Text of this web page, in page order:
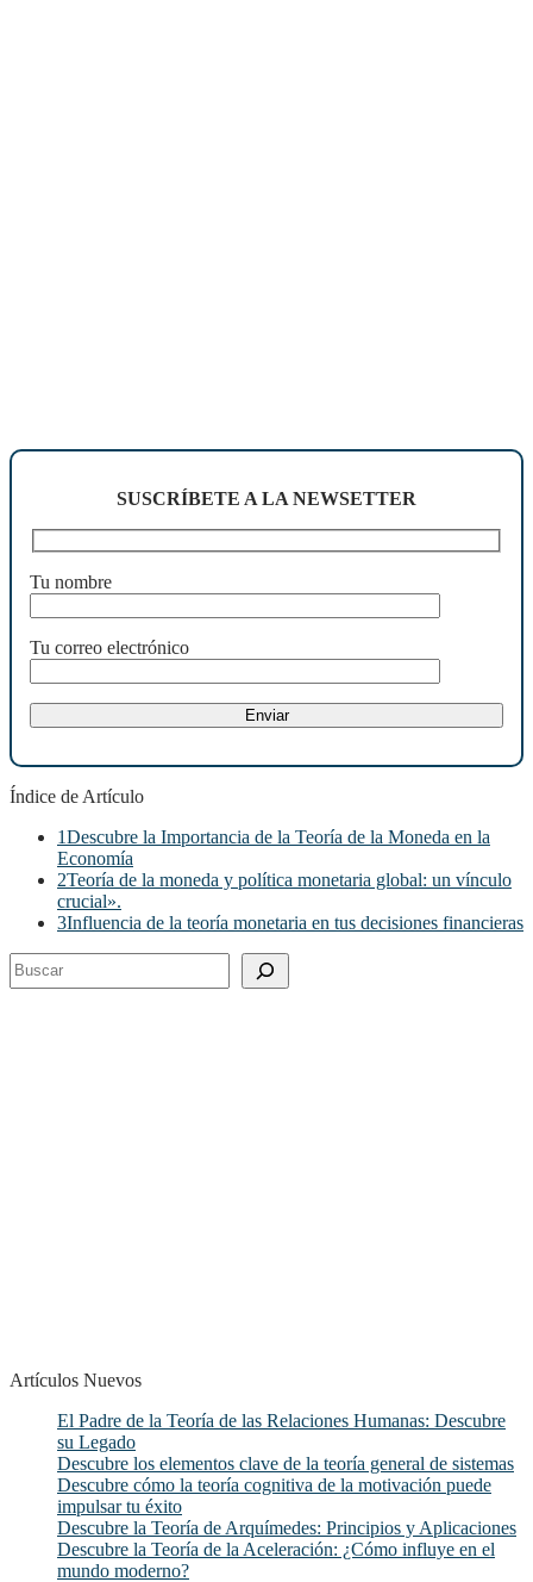
SUSCRÍBETE A LA NEWSETTER
Tu nombre
Tu correo electrónico
Índice de Artículo
1Descubre la Importancia de la Teoría de la Moneda en la
Economía
2Teoría de la moneda y política monetaria global: un vínculo
crucial».
3Influencia de la teoría monetaria en tus decisiones financieras
Buscar
Artículos Nuevos
El Padre de la Teoría de las Relaciones Humanas: Descubre
su Legado
Descubre los elementos clave de la teoría general de sistemas
Descubre cómo la teoría cognitiva de la motivación puede
impulsar tu éxito
Descubre la Teoría de Arquímedes: Principios y Aplicaciones
Descubre la Teoría de la Aceleración: ¿Cómo influye en el
mundo moderno?